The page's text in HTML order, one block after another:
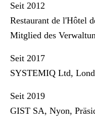
Seit 2012
Restaurant de l'Hôtel
Mitglied des
Seit 2017
SYSTEMIQ Ltd,
Seit 2019
GIST SA, Nyon,